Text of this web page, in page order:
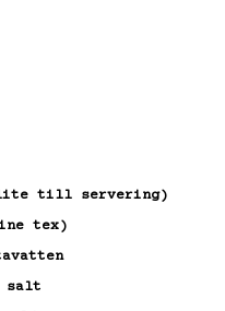
lite till servering)
tex)
salt